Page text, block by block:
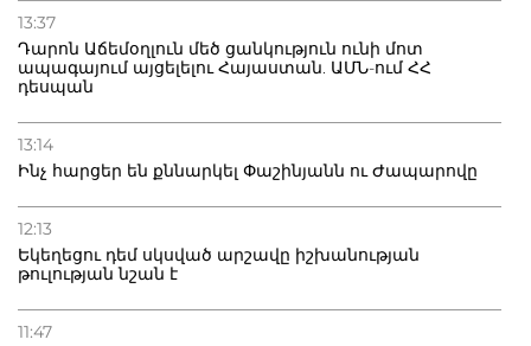
13:37
Դարոն Աճեմօղլուն մեծ ցանկություն ունի մոտ
ապագայում այցելելու Հայաստան. ԱՄՆ-ում ՀՀ
դեսպան
13:14
Ինչ հարցեր են քննարկել Փաշինյանն ու Ժապարովը
12:13
Եկեղեցու դեմ սկսված արշավը իշխանության
թուլության նշան է
11:47